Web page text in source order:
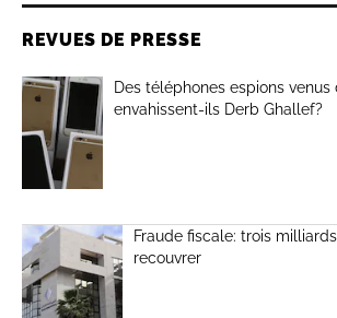
REVUES DE PRESSE
Des téléphones espions venus
envahissent-ils Derb Ghallef?
Fraude fiscale: trois
recouvrer